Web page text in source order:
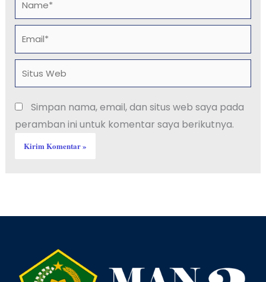
Email*
Situs
Web
Simpan nama, email, dan situs web saya pada
peramban ini untuk komentar saya berikutnya.
Facebook
YouTube
Instagram